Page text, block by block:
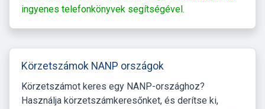
ingyenes telefonkönyvek segítségével.
Körzetszámok NANP országok
Körzetszámot keres egy NANP-országhoz?
Használja körzetszámkeresőnket, és derítse ki,